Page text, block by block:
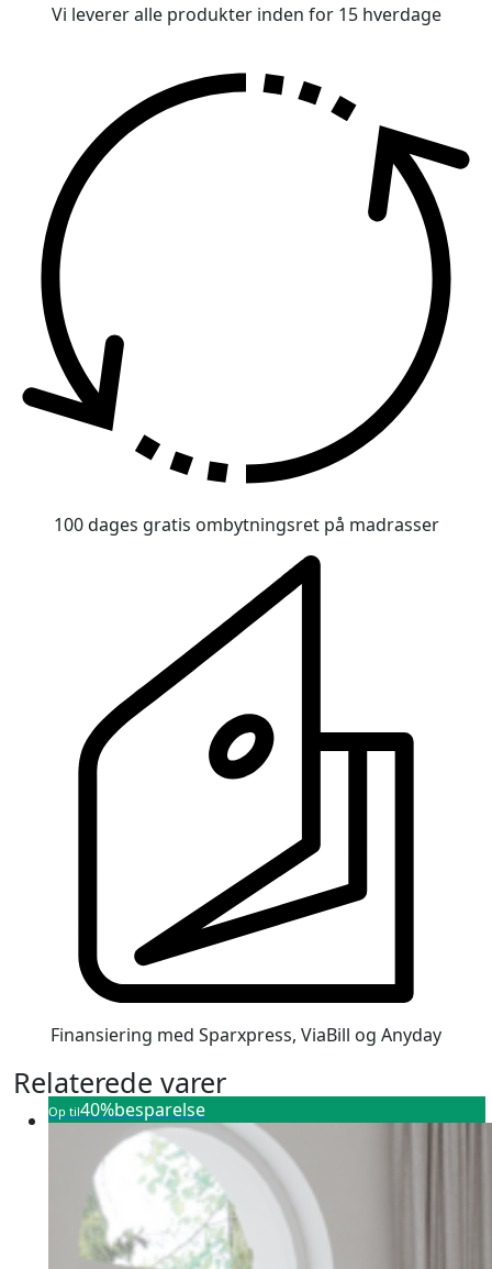
Vi leverer alle produkter inden for 15 hverdage
100 dages gratis ombytningsret på madrasser
Finansiering med Sparxpress, ViaBill og Anyday
Relaterede varer
Op til40%besparelse